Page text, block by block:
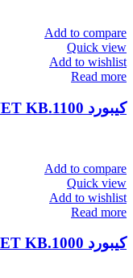
Add to compare
Quick view
Add to wishlist
Read more
کیبورد P_NET KB.1100
Add to compare
Quick view
Add to wishlist
Read more
کیبورد P_NET KB.1000